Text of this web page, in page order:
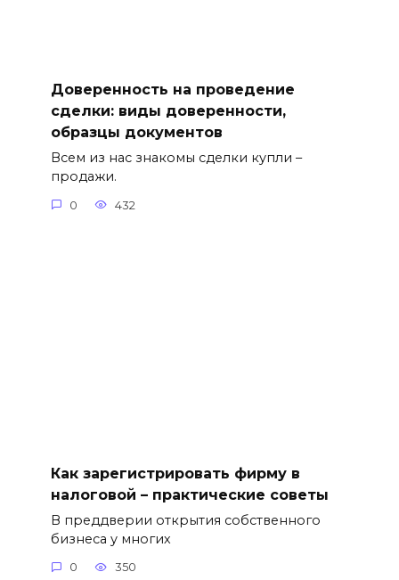
Доверенность на проведение
сделки: виды доверенности,
образцы документов
Всем из нас знакомы сделки купли –
продажи.
0 432
Как зарегистрировать фирму в
налоговой – практические советы
В преддверии открытия собственного
бизнеса у многих
0 350